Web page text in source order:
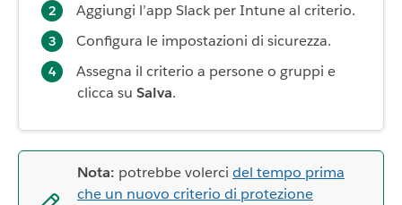
Aggiungi l’app Slack per Intune al criterio.
Configura le impostazioni di sicurezza.
Assegna il criterio a persone o gruppi e
clicca su Salva.
Nota: potrebbe volerci del tempo prima
che un nuovo criterio di protezione